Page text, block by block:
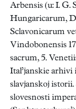
Arbensis (u: I. G.
Hungaricarum,
Sclavonicarum
Vindobonensis
sacrum, 5.
Ital’janskie arhivi
slavjanskoj
slovesnosti